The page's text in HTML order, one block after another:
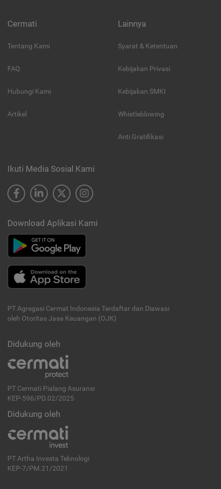
Cermati
Tentang Kami
FAQ
Hubungi Kami
Artikel
Lainnya
Syarat & Ketentuan
Kebijakan Privasi
Kebijakan SMKI
Whistleblowing
Anti Gratifikasi
Ikuti Media Sosial Kami
Download Aplikasi Kami
PT Agregasi Cermat Indonesia Terdaftar dan Diawasi
oleh Otoritas Jasa Keuangan (OJK)
Didukung oleh
PT Cermati Pialang Asuransi
KEP-596/PD.02/2025
Didukung oleh
PT Artha Investa Teknologi
KEP-7/PM.21/2021